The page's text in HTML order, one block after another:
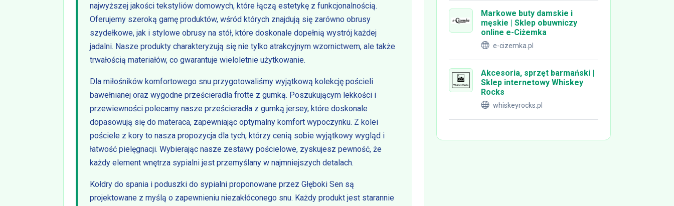
najwyższej jakości tekstyliów domowych, które łączą estetykę z funkcjonalnością.
Oferujemy szeroką gamę produktów, wśród których znajdują się zarówno obrusy
szydełkowe, jak i stylowe obrusy na stół, które doskonale dopełnią wystrój każdej
jadalni. Nasze produkty charakteryzują się nie tylko atrakcyjnym wzornictwem, ale także
trwałością materiałów, co gwarantuje wieloletnie użytkowanie.
Dla miłośników komfortowego snu przygotowaliśmy wyjątkową kolekcję pościeli
bawełnianej oraz wygodne prześcieradła frotte z gumką. Poszukującym lekkości i
przewiewności polecamy nasze prześcieradła z gumką jersey, które doskonale
dopasowują się do materaca, zapewniając optymalny komfort wypoczynku. Z kolei
pościele z kory to nasza propozycja dla tych, którzy cenią sobie wyjątkowy wygląd i
łatwość pielęgnacji. Wybierając nasze zestawy pościelowe, zyskujesz pewność, że
każdy element wnętrza sypialni jest przemyślany w najmniejszych detalach.
Kołdry do spania i poduszki do sypialni proponowane przez Głęboki Sen są
projektowane z myślą o zapewnieniu niezakłóconego snu. Każdy produkt jest starannie
Markowe buty damskie i
męskie | Sklep obuwniczy
online e-Ciżemka
e-cizemka.pl
Akcesoria, sprzęt barmański |
Sklep internetowy Whiskey
Rocks
whiskeyrocks.pl